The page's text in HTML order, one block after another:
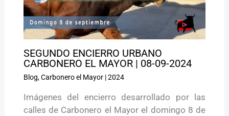
SEGUNDO ENCIERRO URBANO
CARBONERO EL MAYOR | 08-09-2024
Blog,Carbonero el Mayor|2024
Imágenes del encierro desarrollado por las
calles de Carbonero el Mayor el domingo 8 de